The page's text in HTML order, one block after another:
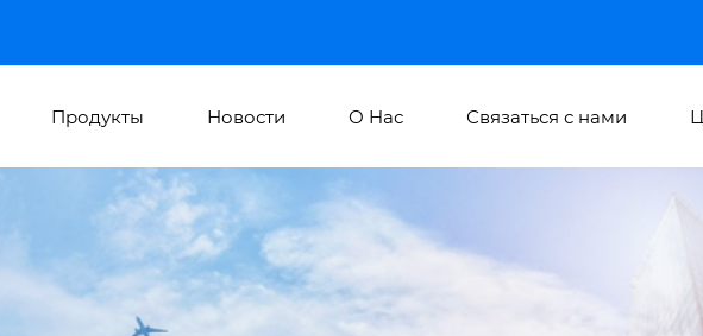
Продукты Новости О Hас Связаться с нами